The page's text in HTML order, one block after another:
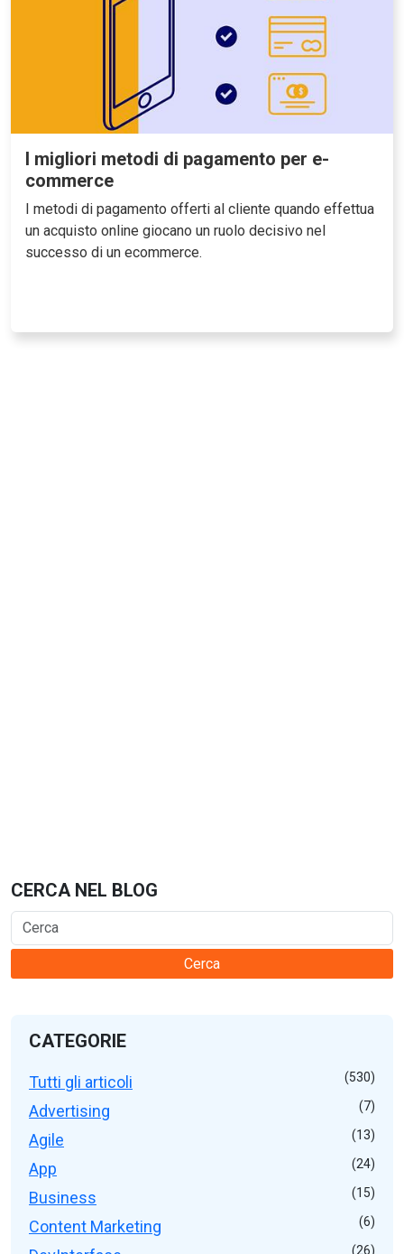
I migliori metodi di pagamento per e-
commerce
I metodi di pagamento offerti al cliente quando effettua
un acquisto online giocano un ruolo decisivo nel
successo di un ecommerce.
CERCA NEL BLOG
Cerca
CATEGORIE
Tutti gli articoli (530)
Advertising (7)
Agile (13)
App (24)
Business (15)
Content Marketing (6)
(26)